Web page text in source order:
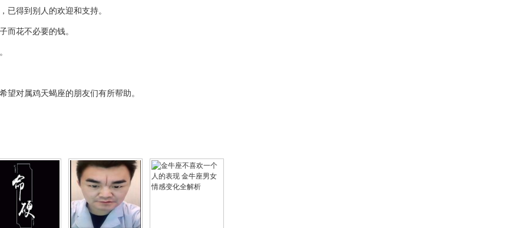
已得到别人的欢迎和支持。
而花不必要的钱。
望对属鸡天蝎座的朋友们有所帮助。